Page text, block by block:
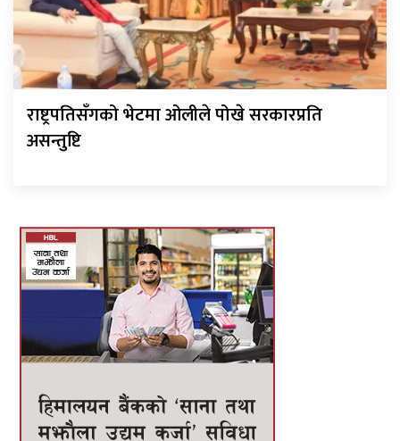
राष्ट्रपतिसँगको भेटमा ओलीले पोखे सरकारप्रति
असन्तुष्टि